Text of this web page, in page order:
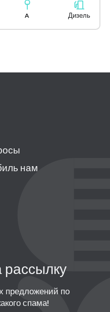
A Дизель
нам
предложений по
спама!